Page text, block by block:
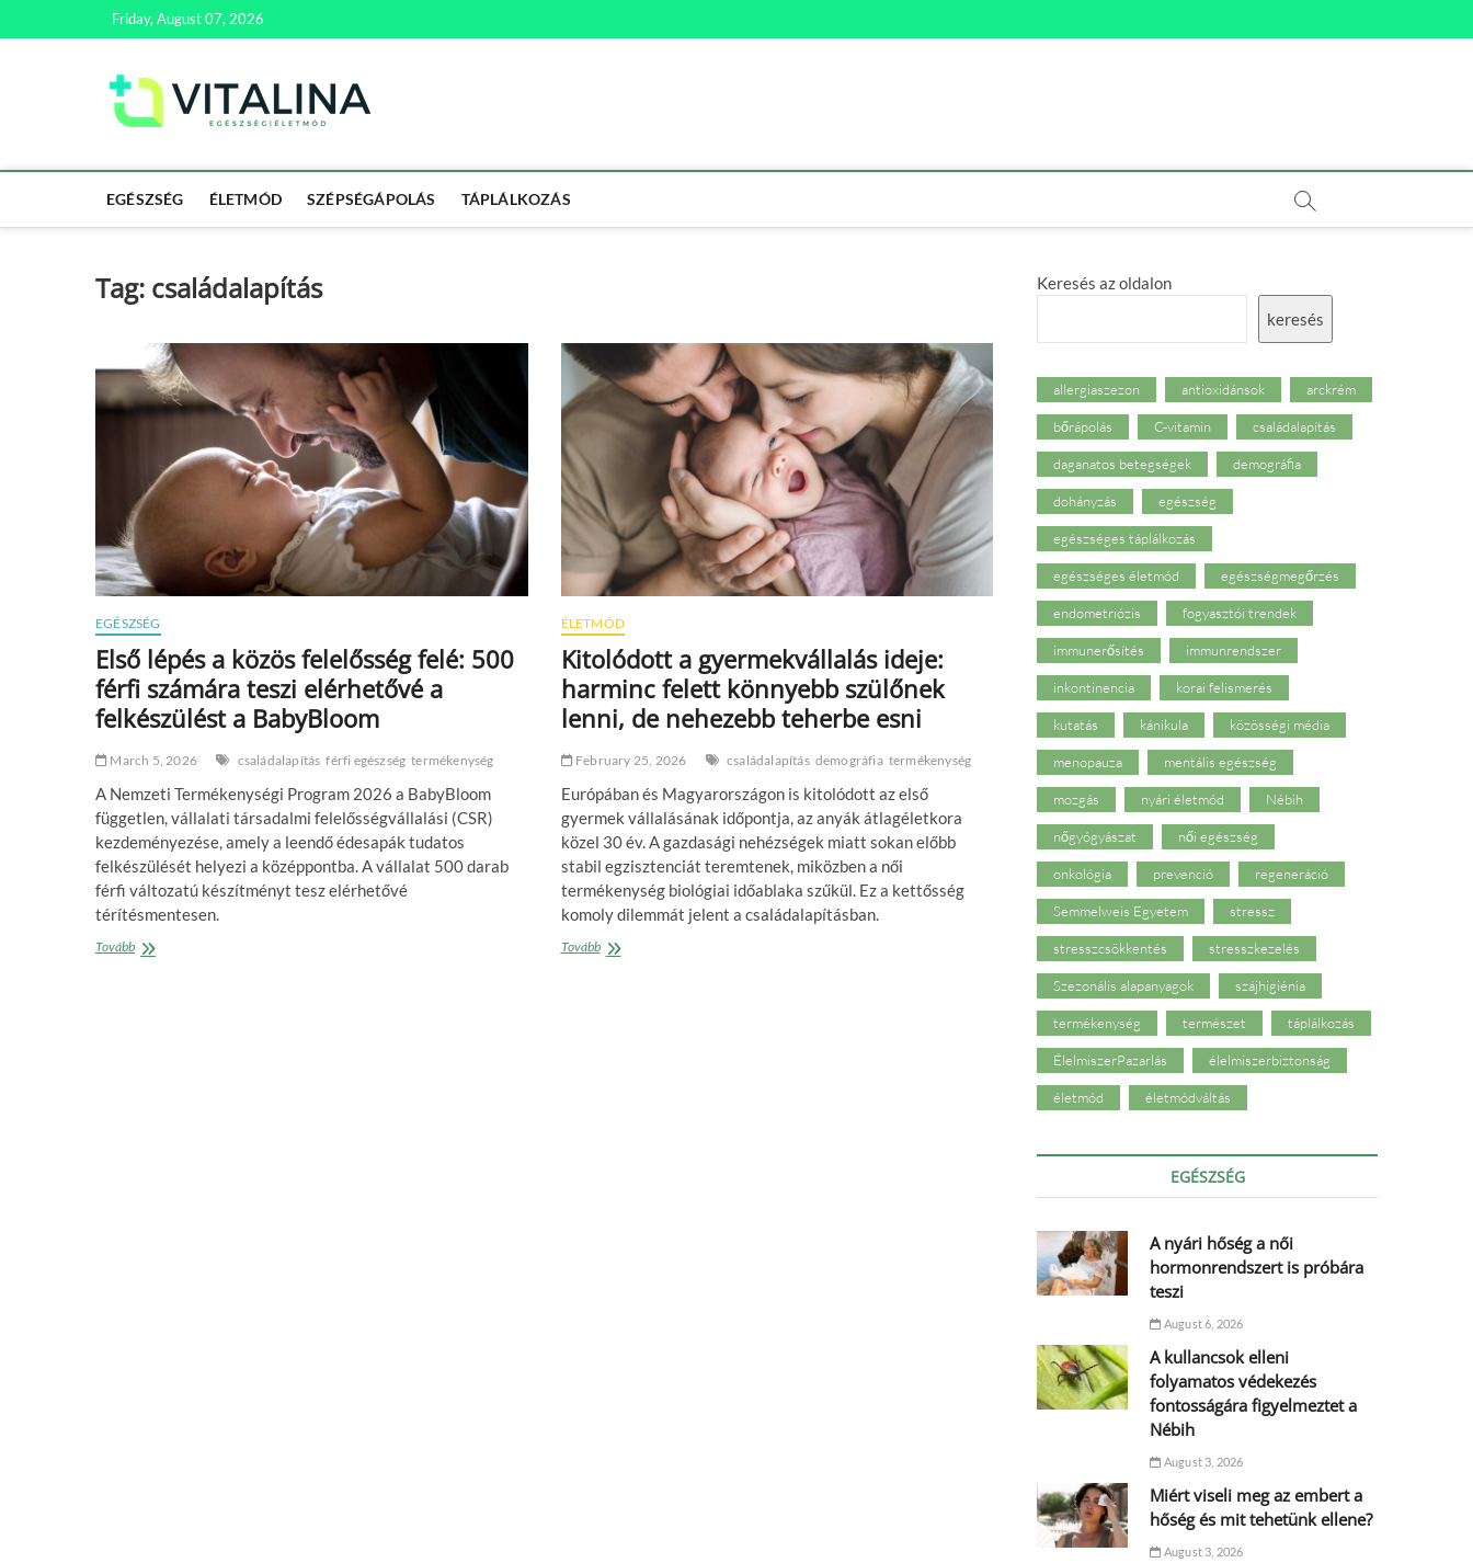
to
Friday, August 07, 2026
EGÉSZSÉG ÉLETMÓD SZÉPSÉGÁPOLÁS TÁPLÁLKOZÁS
Tag: családalapítás
EGÉSZSÉG
Első lépés a közös felelősség felé: 500
férfi számára teszi elérhetővé a
felkészülést a BabyBloom
March 5, 2026 családalapítás férfi egészség termékenység
A Nemzeti Termékenységi Program 2026 a BabyBloom
független, vállalati társadalmi felelősségvállalási (CSR)
kezdeményezése, amely a leendő édesapák tudatos
felkészülését helyezi a középpontba. A vállalat 500 darab
férfi változatú készítményt tesz elérhetővé
térítésmentesen.
TovábbElső
ÉLETMÓD
Kitolódott a gyermekvállalás ideje:
harminc felett könnyebb szülőnek
lenni, de nehezebb teherbe esni
February 25, 2026 családalapítás demográfia termékenység
Európában és Magyarországon is kitolódott az első
gyermek vállalásának időpontja, az anyák átlagéletkora
közel 30 év. A gazdasági nehézségek miatt sokan előbb
stabil egzisztenciát teremtenek, miközben a női
termékenység biológiai időablaka szűkül. Ez a kettősség
komoly dilemmát jelent a családalapításban.
TovábbKitolódott
Keresés az oldalon
keresés
allergiaszezon antioxidánsok arckrém
bőrápolás C-vitamin családalapítás
daganatos betegségek demográfia
dohányzás egészség
egészséges táplálkozás
egészséges életmód egészségmegőrzés
endometriózis fogyasztói trendek
immunerősítés immunrendszer
inkontinencia korai felismerés
kutatás kánikula közösségi média
menopauza mentális egészség
mozgás nyári életmód Nébih
nőgyógyászat női egészség
onkológia prevenció regeneráció
Semmelweis Egyetem stressz
stresszcsökkentés stresszkezelés
Szezonális alapanyagok szájhigiénia
termékenység természet táplálkozás
ÉlelmiszerPazarlás élelmiszerbiztonság
életmód életmódváltás
EGÉSZSÉG
A nyári hőség a női
hormonrendszert is próbára
teszi
August 6, 2026
A kullancsok elleni
folyamatos védekezés
fontosságára figyelmeztet a
Nébih
August 3, 2026
Miért viseli meg az embert a
hőség és mit tehetünk ellene?
August 3, 2026